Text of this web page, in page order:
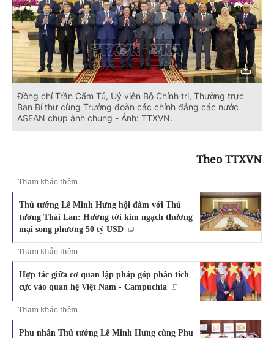
Đồng chí Trần Cẩm Tú, Uỷ viên Bộ Chính trị, Thường trực
Ban Bí thư cùng Trưởng đoàn các chính đảng các nước
ASEAN chụp ảnh chung - Ảnh: TTXVN.
Theo TTXVN
Tham khảo thêm
Thủ tướng Lê Minh Hưng hội đàm với Thủ
tướng Thái Lan: Hướng tới kim ngạch thương
mại song phương 50 tỷ USD
Tham khảo thêm
Hợp tác giữa cơ quan lập pháp góp phần tích
cực vào quan hệ Việt Nam - Campuchia
Tham khảo thêm
Phu nhân Thủ tướng Lê Minh Hưng cùng Phu